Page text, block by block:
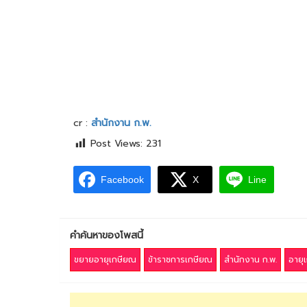
cr : สำนักงาน ก.พ.
Post Views: 231
Facebook X Line
คำค้นหาของโพสนี้
ขยายอายุเกษียณ ข้าราชการเกษียณ สำนักงาน ก.พ. อายุ